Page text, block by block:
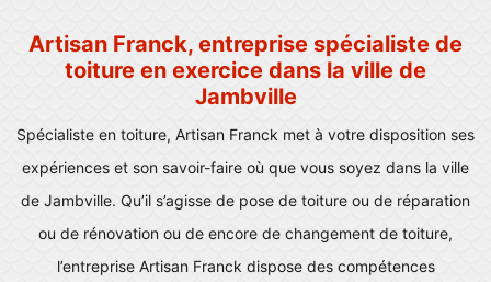
Artisan Franck, entreprise spécialiste de
toiture en exercice dans la ville de
Jambville
Spécialiste en toiture, Artisan Franck met à votre disposition ses
expériences et son savoir-faire où que vous soyez dans la ville
de Jambville. Qu’il s’agisse de pose de toiture ou de réparation
ou de rénovation ou de encore de changement de toiture,
l’entreprise Artisan Franck dispose des compétences